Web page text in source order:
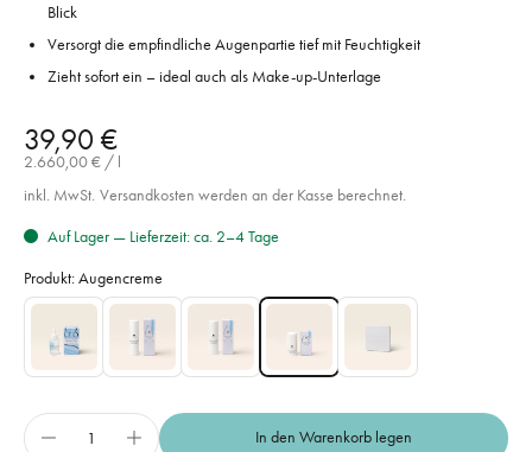
Blick
Versorgt die empfindliche Augenpartie tief mit Feuchtigkeit
Zieht sofort ein – ideal auch als Make-up-Unterlage
39,90 €
2.660,00 € / l
inkl. MwSt. Versandkosten werden an der Kasse berechnet.
Auf Lager — Lieferzeit: ca. 2–4 Tage
Produkt: Augencreme
In den Warenkorb legen